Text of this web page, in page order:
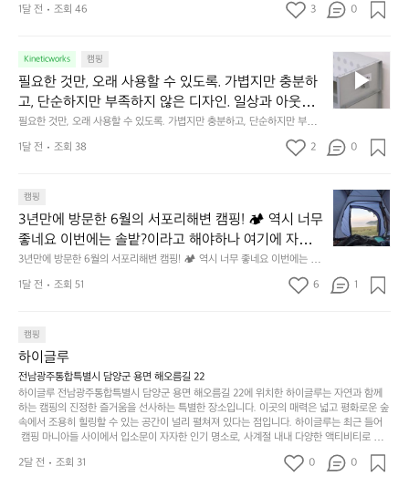
이
중
인
차
안
서
도
구
나
잠
에
기
까
이
걸
리
는
순
👌🏼
묘한 밸런스가 존재합니다.  예를 들자면 일에 집중하
느라 책상 위 가장자리에 대충 걸쳐 놓아도 시야에 걸
는 균형감에서 출발했습니다.  그중에서도 슬림함에 철
저히 집착했습니다. 튼튼한 내구도와 넉넉한 수납력을
해치치 않는 선에서, 가장 가볍고 얇게 설계했습니다.
이 디자인과 사용감은, 꼭 직접 손으로 만져보며 경험
해 보시기를 바랍니다.
사이의 아주 미묘한 밸런스가 존재합니다.  예를 들자면 일에 집중하느라 책
철저히 집착했습니다. 튼튼한 내구도와 넉넉한 수납력을 해치치 않는 선에
서, 가장 가볍고 얇게 설계했습니다.  이 디자인과 사용감은, 꼭 직접 손으로
만져보며 경험해 보시기를 바랍니다.
든
0
년
이
넘
군
지
의
초
기
품
갑’입
니
다.
일
상
에
1달 전 조회 46 3 0
Kineticworks 캠핑
필요한 것만, 오래 사용할 수 있도록. 가볍지만 충분하
고, 단순하지만 부족하지 않은 디자인. 일상과 아웃도
어의 경계를 자연스럽게 이어주는 RIDGE MOUNTAIN
GEAR. 키네틱웍스에서 만나보세요.
필요한 것만, 오래 사용할 수 있도록. 가볍지만 충분하고, 단순하지만 부족하
지 않은 디자인. 일상과 아웃도어의 경계를 자연스럽게 이어주는 RIDGE M
OUNTAIN GEAR. 키네틱웍스에서 만나보세요.
필
요
한
것
오
용
할
수
있
록.
분
하
고,
단
순
하
1달 전 조회 38 2 0
캠핑
3년만에 방문한 6월의 서포리해변 캠핑! 🏕 역시 너무
좋네요 이번에는 솔밭?이라고 해야하나 여기에 자리를
잡았는데 정말 시원하고 경치도 좋네요  서해치고 물도
맑은편, 아이들도 놀기 좋고 1박 2일은 넘 짧게 느껴지
네요  .1박 1동 1만원 (수금은 7시쯤, 동네에서 관리) .수
바로 화장실있음 .5분거리 cu .2분거리 음식점  항구에
서부터 해변까지 버스도 다니네요 ㅎㅎㅎ 아이들 엄청
좋아하네요 점심쯤도착해서 철수할때까지 물놀이 3
타임이나 했네요 ⛱️
3년만에 방문한 6월의 서포리해변 캠핑! 🏕 역시 너무 좋네요 이번에는 솔
밭?이라고 해야하나 여기에 자리를 잡았는데 정말 시원하고 경치도 좋네요
서해치고 물도 맑은편, 아이들도 놀기 좋고 1박 2일은 넘 짧게 느껴지네요  .
항구에서부터 해변까지 버스도 다니네요 ㅎㅎㅎ 아이들 엄청 좋아하네요 점
심쯤도착해서 철수할때까지 물놀이 3타임이나 했네요 ⛱️
년
만
에
문
포
리
해
변
캠
핑!
1달 전 조회 51 6 1
캠핑
하이글루
전남광주통합특별시 담양군 용면 해오름길 22
하이글루 전남광주통합특별시 담양군 용면 해오름길 22에 위치한 하이글루는 자연과 함께
하는 캠핑의 진정한 즐거움을 선사하는 특별한 장소입니다. 이곳의 매력은 넓고 평화로운 숲
속에서 조용히 힐링할 수 있는 공간이 널리 펼쳐져 있다는 점입니다. 하이글루는 최근 들어
캠핑 마니아들 사이에서 입소문이 자자한 인기 명소로, 사계절 내내 다양한 액티비티로 방
문객들을 맞이합니다. 특히, 하이글루의 독특한 시설인 글램핑 텐트는 고객들에게 아늑한 잠
자리를 제공하며, 캠핑의 매력을 한층 더해 줍니다. 밖에서는 자연의 소리를 들으며, 내부에
2달 전 조회 31 0 0